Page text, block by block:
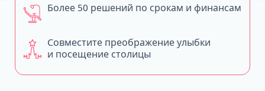
Совместите преображение улыбки
и посещение столицы
Более 50 решений по срокам и финансам